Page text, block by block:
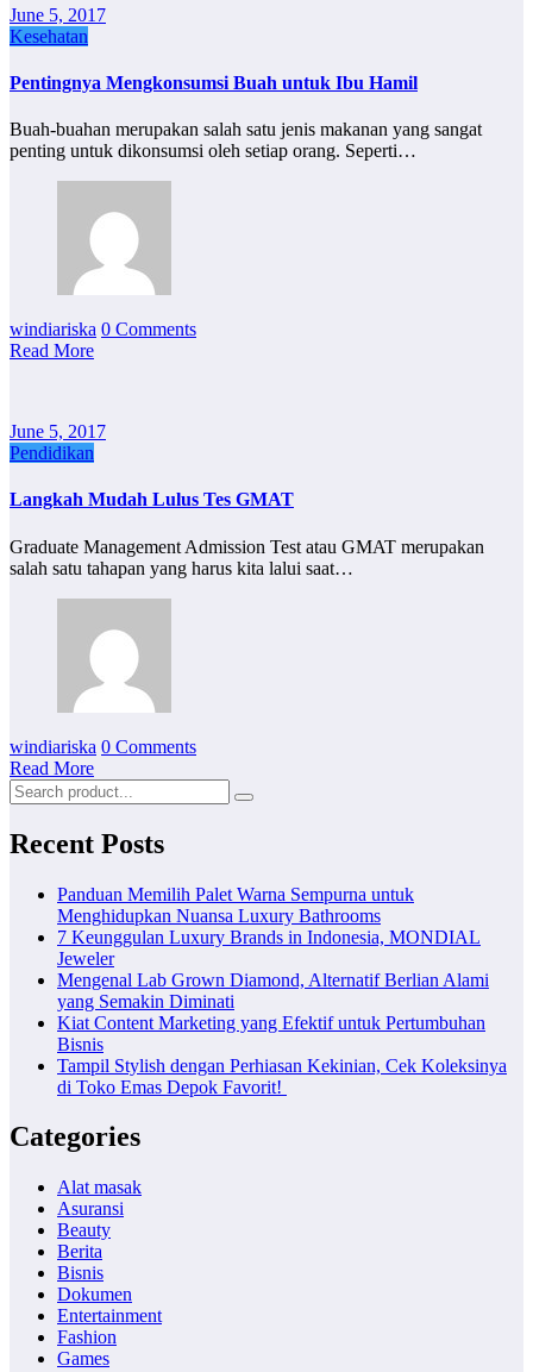
June 5, 2017
Kesehatan
Pentingnya Mengkonsumsi Buah untuk Ibu Hamil
Buah-buahan merupakan salah satu jenis makanan yang sangat
penting untuk dikonsumsi oleh setiap orang. Seperti…
windiariska 0 Comments
Read More
June 5, 2017
Pendidikan
Langkah Mudah Lulus Tes GMAT
Graduate Management Admission Test atau GMAT merupakan
salah satu tahapan yang harus kita lalui saat…
windiariska 0 Comments
Read More
Recent Posts
Panduan Memilih Palet Warna Sempurna untuk
Menghidupkan Nuansa Luxury Bathrooms
7 Keunggulan Luxury Brands in Indonesia, MONDIAL
Jeweler
Mengenal Lab Grown Diamond, Alternatif Berlian Alami
yang Semakin Diminati
Kiat Content Marketing yang Efektif untuk Pertumbuhan
Bisnis
Tampil Stylish dengan Perhiasan Kekinian, Cek Koleksinya
di Toko Emas Depok Favorit!
Categories
Alat masak
Asuransi
Beauty
Berita
Bisnis
Dokumen
Entertainment
Fashion
Games